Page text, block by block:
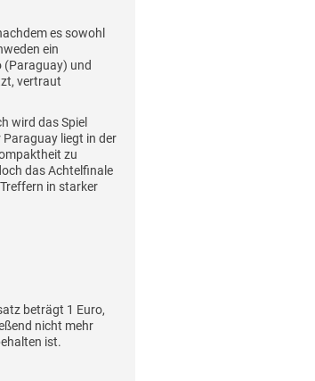
es sowohl
ein
(Paraguay) und
vertraut
wird das Spiel
Paraguay liegt in der
zu
das Achtelfinale
in starker
beträgt 1 Euro,
nicht mehr
ist.